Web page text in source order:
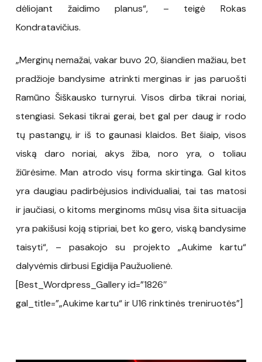
dėliojant žaidimo planus“, – teigė Rokas
Kondratavičius.
„Merginų nemažai, vakar buvo 20, šiandien mažiau, bet
pradžioje bandysime atrinkti merginas ir jas paruošti
Ramūno Šiškausko turnyrui. Visos dirba tikrai noriai,
stengiasi. Sekasi tikrai gerai, bet gal per daug ir rodo
tų pastangų, ir iš to gaunasi klaidos. Bet šiaip, visos
viską daro noriai, akys žiba, noro yra, o toliau
žiūrėsime. Man atrodo visų forma skirtinga. Gal kitos
yra daugiau padirbėjusios individualiai, tai tas matosi
ir jaučiasi, o kitoms merginoms mūsų visa šita situacija
yra pakišusi koją stipriai, bet ko gero, viską bandysime
taisyti“, – pasakojo su projekto „Aukime kartu“
dalyvėmis dirbusi Egidija Paužuolienė.
[Best_Wordpress_Gallery id=”1826″
gal_title=”„Aukime kartu“ ir U16 rinktinės treniruotės”]